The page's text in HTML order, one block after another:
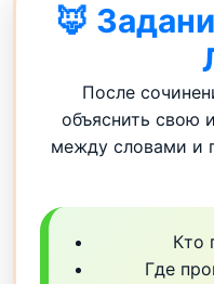
🦊
После
объяснить свою
между словами и
Кто
Где